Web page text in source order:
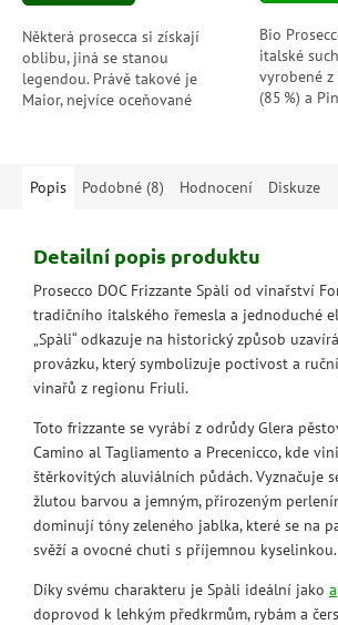
Některá prosecca si získají
oblibu, jiná se stanou
legendou. Právě takové je
Maior, nejvíce oceňované
Bio
italské
vyrobené
(85 %) a
Popis
Podobné (8) Hodnocení Diskuze
Detailní popis produktu
Prosecco DOC Frizzante Spàli od vinařství
tradičního italského řemesla a jednoduché
„Spàli“ odkazuje na historický způsob
provázku, který symbolizuje poctivost a
vinařů z regionu Friuli.
Toto frizzante se vyrábí z odrůdy Glera
Camino al Tagliamento a Precenicco, kde
štěrkovitých aluviálních půdách. Vyznačuje
žlutou barvou a jemným, přirozeným
dominují tóny zeleného jablka, které se na
svěží a ovocné chuti s příjemnou kyselinkou.
Díky svému charakteru je Spàli ideální jako
doprovod k lehkým předkrmům, rybám a